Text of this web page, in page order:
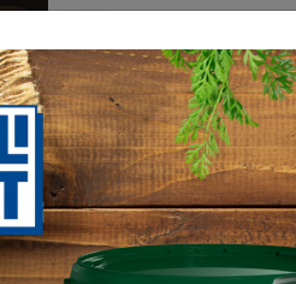
F.por,
F.adalék